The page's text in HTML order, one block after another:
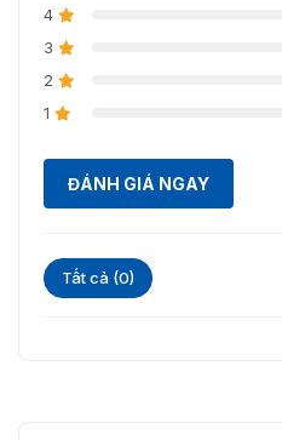
Chất liệu vỏ
Màu sắc
4
3
2
1
ĐÁNH GIÁ NGAY
Tất cả (0)